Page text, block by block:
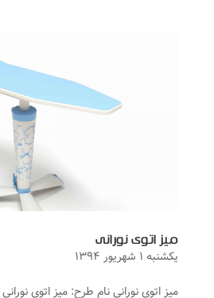
میز اتوی نورانی
یکشنبه ۱ شهریور ۱۳۹۴
میز اتوی نورانی نام طرح: میز اتوی